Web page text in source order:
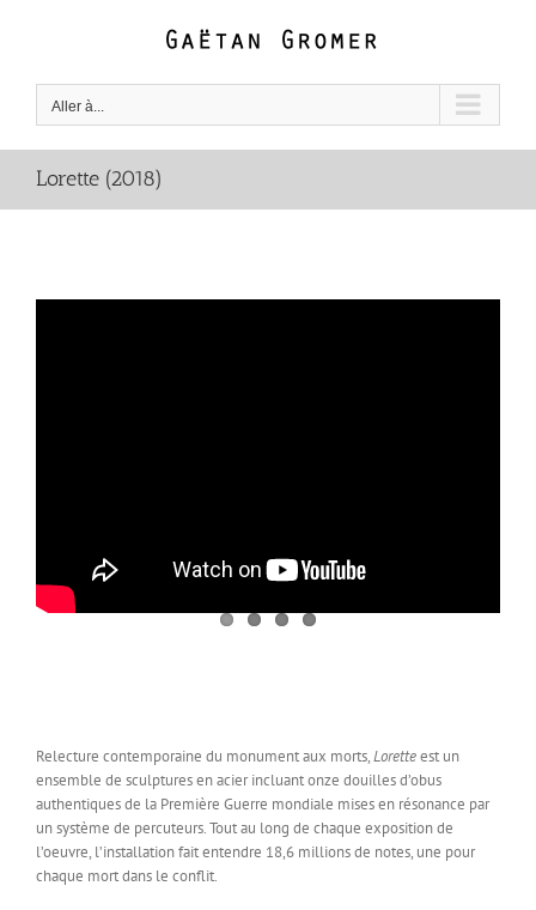
Aller à...
Lorette (2018)
Relecture contemporaine du monument aux morts,Loretteest un
ensemble de sculptures en acier incluant onze douilles d’obus
authentiques de la Première Guerre mondiale mises en résonance par
un système de percuteurs. Tout au long de chaque exposition de
l’oeuvre, l’installation fait entendre 18,6 millions de notes, une pour
chaque mort dans le conflit.